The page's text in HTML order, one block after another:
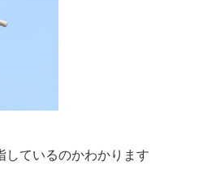
ているのかわかります